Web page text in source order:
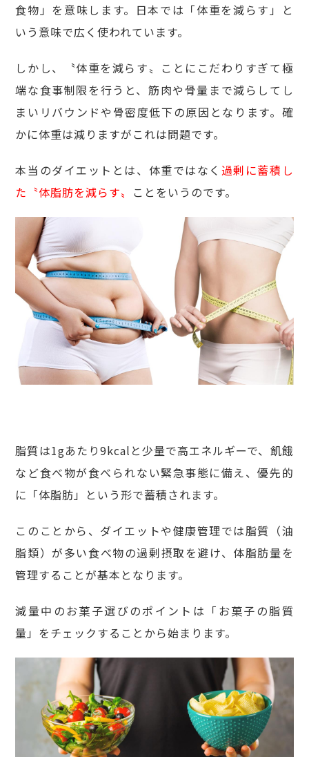
食物」を意味します。日本では「体重を減らす」と
いう意味で広く使われています。
しかし、〝体重を減らす〟ことにこだわりすぎて極
端な食事制限を行うと、筋肉や骨量まで減らしてし
まいリバウンドや骨密度低下の原因となります。確
かに体重は減りますがこれは問題です。
本当のダイエットとは、体重ではなく 過剰に蓄積し
た〝体脂肪を減らす〟
ことをいうのです。
脂質は1gあたり9kcalと少量で高エネルギーで、飢餓
など食べ物が食べられない緊急事態に備え、優先的
に「体脂肪」という形で蓄積されます。
このことから、ダイエットや健康管理では脂質（油
脂類）が多い食べ物の過剰摂取を避け、体脂肪量を
管理することが基本となります。
減量中のお菓子選びのポイントは「お菓子の脂質
量」をチェックすることから始まります。